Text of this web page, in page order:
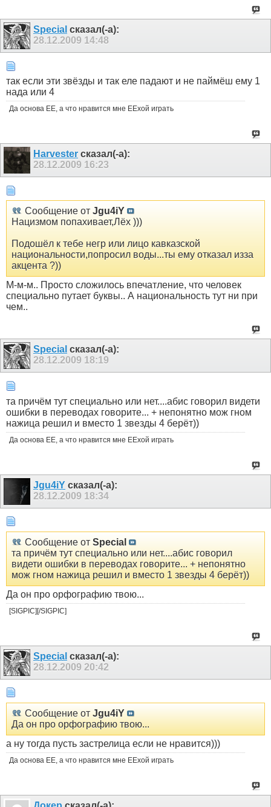
Special сказал(-а):
28.12.2009 14:48
так если эти звёзды и так еле падают и не паймёш ему 1
нада или 4
Да основа ЕЕ, а что нравится мне ЕЕхой играть
Harvester сказал(-а):
28.12.2009 16:23
Сообщение от Jgu4iY
Нацизмом попахивает,Лёх )))
Подошёл к тебе негр или лицо кавказской
национальности,попросил воды...ты ему отказал изза
акцента ?))
М-м-м.. Просто сложилось впечатление, что человек
специально путает буквы.. А национальность тут ни при
чем..
Special сказал(-а):
28.12.2009 18:19
та причём тут специально или нет....абис говорил видети
ошибки в переводах говорите... + непонятно мож гном
нажица решил и вместо 1 звезды 4 берёт))
Да основа ЕЕ, а что нравится мне ЕЕхой играть
Jgu4iY сказал(-а):
28.12.2009 18:34
Сообщение от Special
та причём тут специально или нет....абис говорил
видети ошибки в переводах говорите... + непонятно
мож гном нажица решил и вместо 1 звезды 4 берёт))
Да он про орфографию твою...
[SIGPIC][/SIGPIC]
Special сказал(-а):
28.12.2009 20:42
Сообщение от Jgu4iY
Да он про орфографию твою...
а ну тогда пусть застрелица если не нравится)))
Да основа ЕЕ, а что нравится мне ЕЕхой играть